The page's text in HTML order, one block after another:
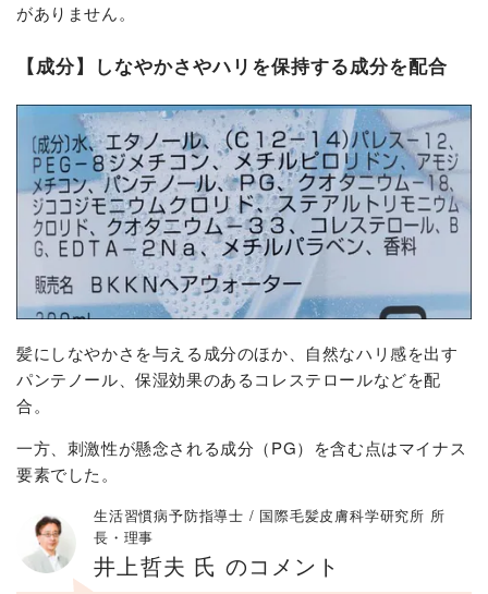
がありません。
【成分】しなやかさやハリを保持する成分を配合
髪にしなやかさを与える成分のほか、自然なハリ感を出す
パンテノール、保湿効果のあるコレステロールなどを配
合。
一方、刺激性が懸念される成分（PG）を含む点はマイナス
要素でした。
生活習慣病予防指導士 / 国際毛髪皮膚科学研究所 所
長・理事
井上哲夫 氏 のコメント